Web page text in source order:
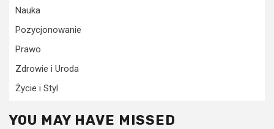
Nauka
Pozycjonowanie
Prawo
Zdrowie i Uroda
Życie i Styl
YOU MAY HAVE MISSED